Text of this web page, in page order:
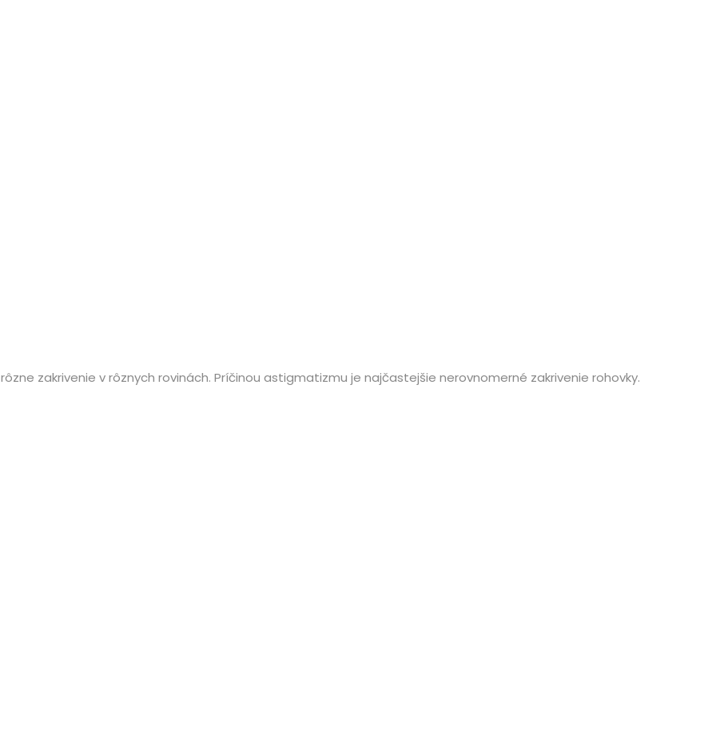
zakrivenie v rôznych rovinách. Príčinou astigmatizmu je najčastejšie nerovnomerné zakrivenie rohovky.